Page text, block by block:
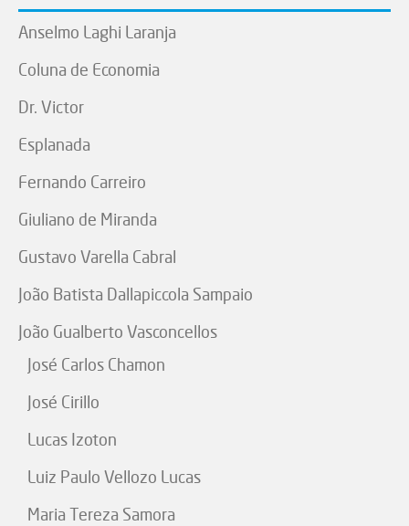
Anselmo Laghi Laranja
Coluna de Economia
Dr. Victor
Esplanada
Fernando Carreiro
Giuliano de Miranda
Gustavo Varella Cabral
João Batista Dallapiccola Sampaio
João Gualberto Vasconcellos
José Carlos Chamon
José Cirillo
Lucas Izoton
Luiz Paulo Vellozo Lucas
Maria Tereza Samora